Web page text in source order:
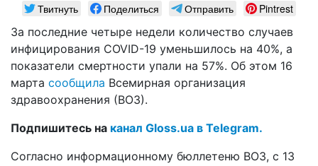
Твитнуть Поделиться Отправить
Pintrest
За последние четыре недели количество случаев
инфицирования COVID-19 уменьшилось на 40%, а
показатели смертности упали на 57%. Об этом 16
марта сообщила Всемирная организация
здравоохранения (ВОЗ).
Подпишитесь на канал Gloss.ua в Telegram.
Согласно информационному бюллетеню ВОЗ, с 13